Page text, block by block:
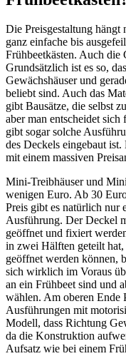
Die Preisgestaltung
ganz einfache bis
Frühbeetkästen. Auch die
Grundsätzlich ist es so,
Gewächshäuser und
beliebt sind. Auch das
gibt Bausätze, die selbst
aber man entscheidet
gibt sogar solche
des Deckels eingebaut ist.
mit einem massiven
Mini-Treibhäuser und
wenigen Euro. Ab 30
Preis gibt es natürlich nur
Ausführung. Der Deckel
geöffnet und fixiert
in zwei Hälften geteilt
geöffnet werden können,
sich wirklich im Voraus
an ein Frühbeet sind und
wählen. Am oberen Ende
Ausführungen mit
Modell, dass Richtung
da die Konstruktion
Aufsatz wie bei einem